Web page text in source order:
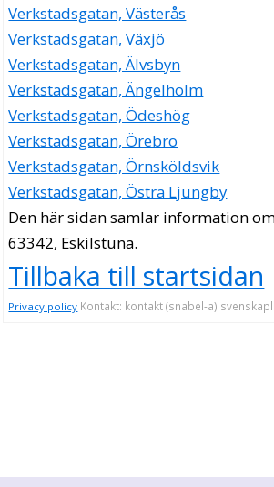
Verkstadsgatan, Västerås
Verkstadsgatan, Växjö
Verkstadsgatan, Älvsbyn
Verkstadsgatan, Ängelholm
Verkstadsgatan, Ödeshög
Verkstadsgatan, Örebro
Verkstadsgatan, Örnsköldsvik
Verkstadsgatan, Östra Ljungby
Den här sidan samlar information
63342, Eskilstuna.
Tillbaka till startsidan
Privacy policy Kontakt: kontakt (snabel-a)